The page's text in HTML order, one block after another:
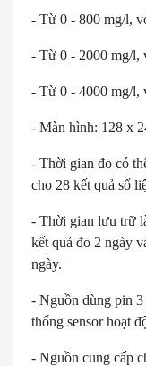
- Từ 0 - 800 mg/l,
- Từ 0 - 2000 mg/l,
- Từ 0 - 4000 mg/l,
- Màn hình: 128 x
- Thời gian đo có
cho 28 kết quả số
- Thời gian lưu trữ
kết quả đo 2 ngày
ngày.
- Nguồn dùng pin 3
thống sensor hoạt
- Nguồn cung cấp